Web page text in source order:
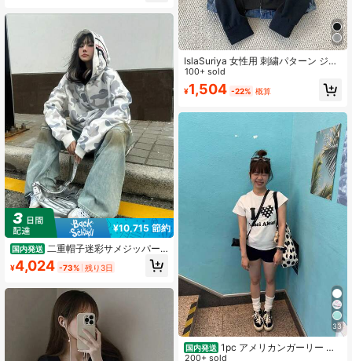
¥10,715 節約
国内発送 二重帽子迷彩サメジッパー
スウェットシャツコート、ユニーク
な二重帽子とサメ要素、ルーズフィ
トロコート、サメジッパーカーディ
ガンスウェットシャツ、秋冬二重帽
子迷彩スウェットシャツコート
¥4,024 -73% 残り3日
IslaSuriya 女性用 刺繍パターン ジッ
プアップパーカー フィットしたスウ
ェットシャツジャケット 秋冬用
100+ sold
¥1,504 -22% 概算
33
国内発送 1pc アメリカンガーリー オ
リジナルTシャツ オールオーバー柄
200+ sold